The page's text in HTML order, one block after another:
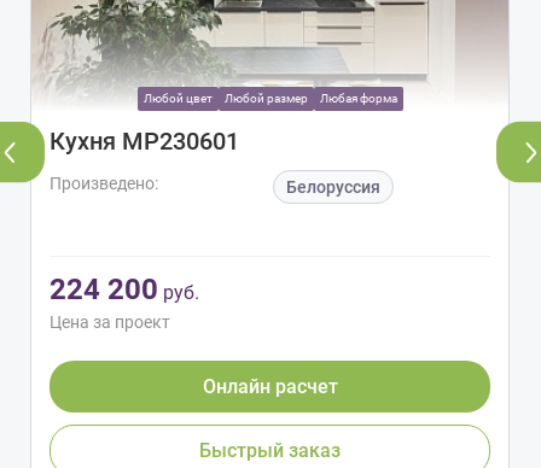
Любой цвет Любой размер Любая форма
Кухня МР230601
Произведено: Белоруссия
224 200 руб.
Цена за проект
Онлайн расчет
Быстрый заказ